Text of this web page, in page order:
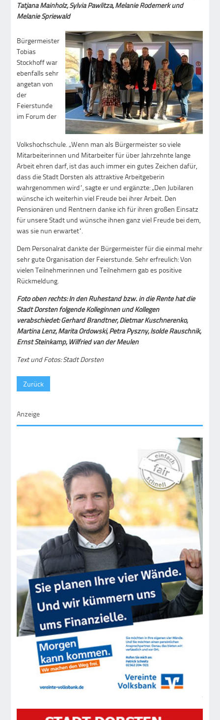
Tatjana Mainholz, Sylvia Pawlitza, Melanie Rodemerk und
Melanie Spriewald
Bürgermeister
Tobias
Stockhoff war
ebenfalls sehr
angetan von
der
Feierstunde
im Forum der
Volkshochschule. „Wenn man als Bürgermeister so viele
Mitarbeiterinnen und Mitarbeiter für über Jahrzehnte lange
Arbeit ehren darf, ist das auch immer ein gutes Zeichen dafür,
dass die Stadt Dorsten als attraktive Arbeitgeberin
wahrgenommen wird“, sagte er und ergänzte: „Den Jubilaren
wünsche ich weiterhin viel Freude bei ihrer Arbeit. Den
Pensionären und Rentnern danke ich für ihren großen Einsatz
für unsere Stadt und wünsche ihnen ganz viel Freude bei dem,
was sie nun erwartet“.
Dem Personalrat dankte der Bürgermeister für die einmal mehr
sehr gute Organisation der Feierstunde. Sehr erfreulich: Von
vielen Teilnehmerinnen und Teilnehmern gab es positive
Rückmeldung.
Foto oben rechts:In den Ruhestand bzw. in die Rente hat die
Stadt Dorsten folgende Kolleginnen und Kollegen
verabschiedet: Gerhard Brandtner, Dietmar Kuschnerenko,
Martina Lenz, Marita Ordowski, Petra Pyszny, Isolde Rauschnik,
Ernst Steinkamp, Wilfried van der Meulen
Text und Fotos: Stadt Dorsten
Zurück
Anzeige